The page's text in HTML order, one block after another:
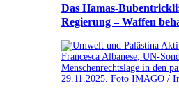
Das Hamas-
Regierung – Waffen